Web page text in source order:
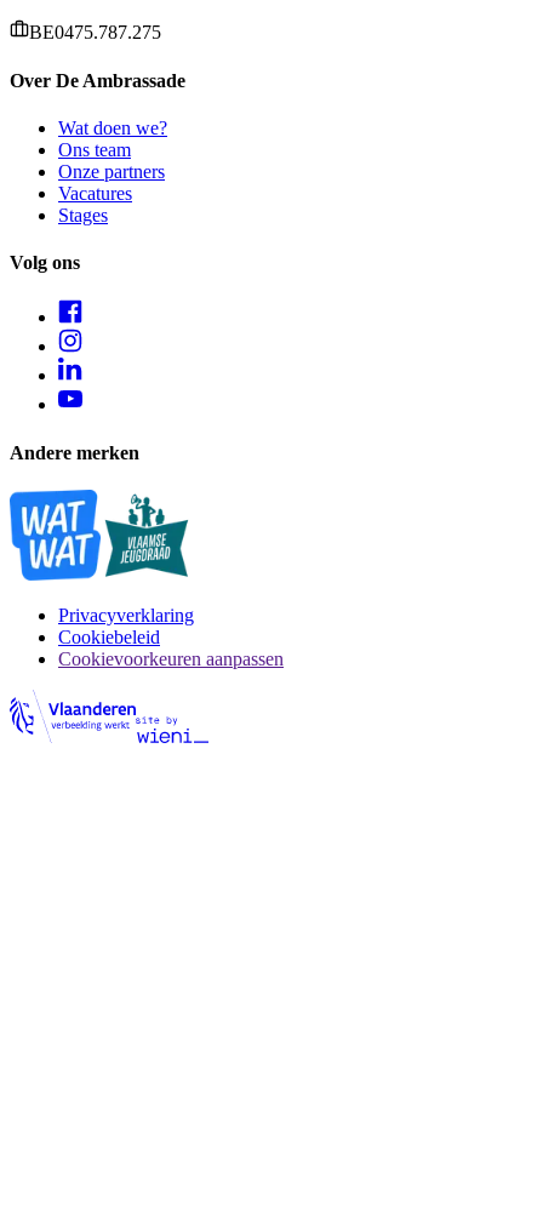
BE0475.787.275
Over De Ambrassade
Wat doen we?
Ons team
Onze partners
Vacatures
Stages
Volg ons
Andere merken
Privacyverklaring
Cookiebeleid
Cookievoorkeuren aanpassen